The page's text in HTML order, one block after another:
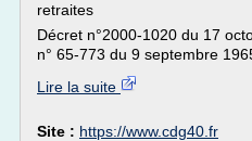
retraites
Décret n°2000-1020 du 17
n° 65-773 du 9 septembre
Lire la suite
Site : https://www.cdg40.fr